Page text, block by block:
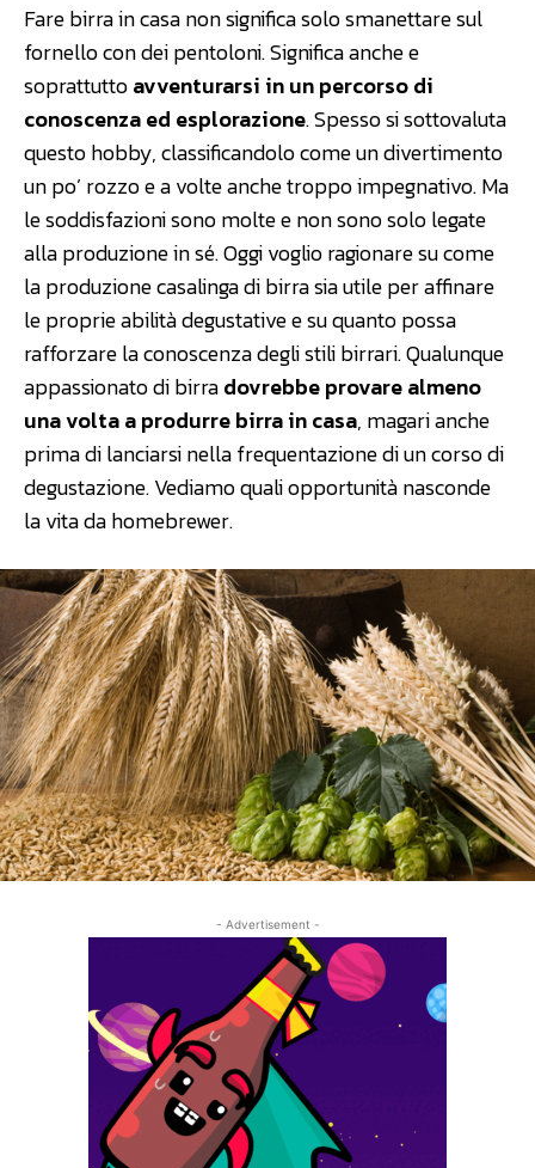
Fare birra in casa non significa solo smanettare sul
fornello con dei pentoloni. Significa anche e
soprattuttoavventurarsi in un percorso di
conoscenza ed esplorazione. Spesso si sottovaluta
questo hobby, classificandolo come un divertimento
un po’ rozzo e a volte anche troppo impegnativo. Ma
le soddisfazioni sono molte e non sono solo legate
alla produzione in sé. Oggi voglio ragionare su come
la produzione casalinga di birra sia utile per affinare
le proprie abilità degustative e su quanto possa
rafforzare la conoscenza degli stili birrari. Qualunque
appassionato di birradovrebbe provare almeno
una volta a produrre birra in casa, magari anche
prima di lanciarsi nella frequentazione di un corso di
degustazione. Vediamo quali opportunità nasconde
la vita da homebrewer.
- Advertisement -